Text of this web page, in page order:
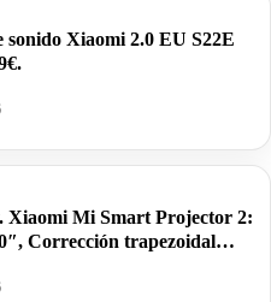
sonido Xiaomi 2.0 EU S22E
Xiaomi Mi Smart Projector 2:
Corrección trapezoidal
antes 699€.